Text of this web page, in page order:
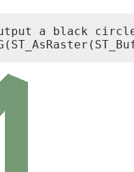
a black